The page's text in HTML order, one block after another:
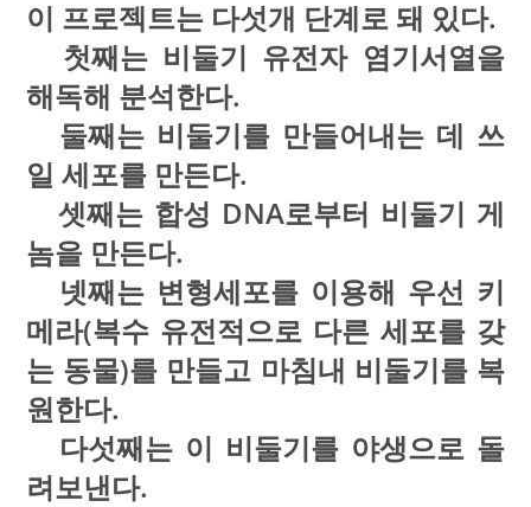
이 프로젝트는 다섯개 단계로 돼 있다.
첫째는 비둘기 유전자 염기서열을
해독해 분석한다.
둘째는 비둘기를 만들어내는 데 쓰
일 세포를 만든다.
셋째는 합성 DNA로부터 비둘기 게
놈을 만든다.
넷째는 변형세포를 이용해 우선 키
메라(복수 유전적으로 다른 세포를 갖
는 동물)를 만들고 마침내 비둘기를 복
원한다.
다섯째는 이 비둘기를 야생으로 돌
려보낸다.